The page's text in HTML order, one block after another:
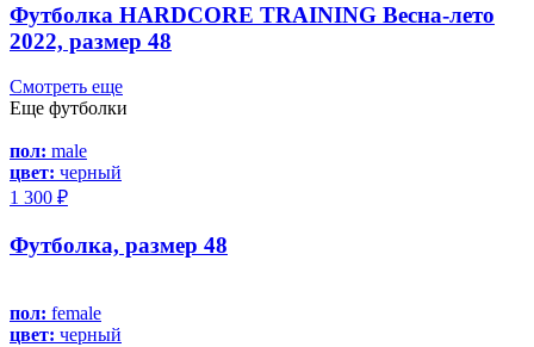
Футболка HARDCORE TRAINING Весна-лето
2022, размер 48
Смотреть еще
Еще футболки
пол: male
цвет: черный
1 300 ₽
Футболка, размер 48
пол: female
цвет: черный